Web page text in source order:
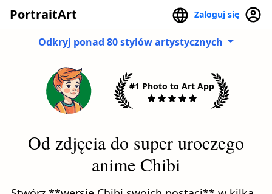
PortraitArt Zaloguj się
Odkryj ponad 80 stylów artystycznych
#1 Photo to Art App
Od zdjęcia do super uroczego
anime Chibi